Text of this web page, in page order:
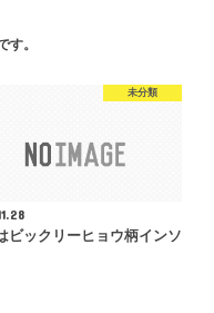
す。
未分類
ビックリーヒョウ柄インソ